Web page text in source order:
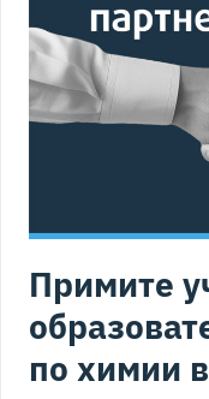
Примите
по химии